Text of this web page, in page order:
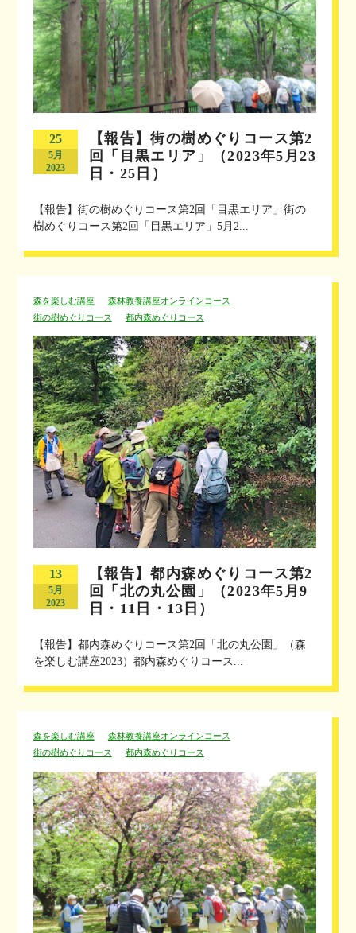
25
5月
2023
【報告】街の樹めぐりコース第2
回「目黒エリア」（2023年5月23
日・25日）
【報告】街の樹めぐりコース第2回「目黒エリア」街の
樹めぐりコース第2回「目黒エリア」5月2...
森を楽しむ講座
森林教養講座オンラインコース
街の樹めぐりコース
都内森めぐりコース
13
5月
2023
【報告】都内森めぐりコース第2
回「北の丸公園」（2023年5月9
日・11日・13日）
【報告】都内森めぐりコース第2回「北の丸公園」（森
を楽しむ講座2023）都内森めぐりコース...
森を楽しむ講座
森林教養講座オンラインコース
街の樹めぐりコース
都内森めぐりコース